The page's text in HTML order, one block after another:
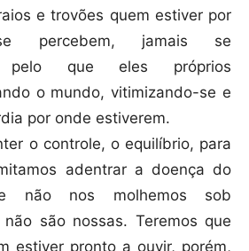
e trovões quem estiver por
percebem, jamais se
pelo que eles próprios
o mundo, vitimizando-se e
por onde estiverem.
o controle, o equilíbrio, para
adentrar a doença do
não nos molhemos sob
são nossas. Teremos que
estiver pronto a ouvir, porém,